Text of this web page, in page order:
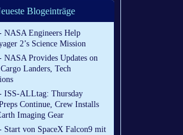
Blogeinträge
NASA Engineers Help
2’s Science Mission
NASA Provides Updates on
Landers, Tech
ISS-ALLtag: Thursday
Continue, Crew Installs
Imaging Gear
Start von SpaceX Falcon9 mit